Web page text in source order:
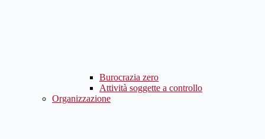
Burocrazia zero
Attività soggette a controllo
Organizzazione